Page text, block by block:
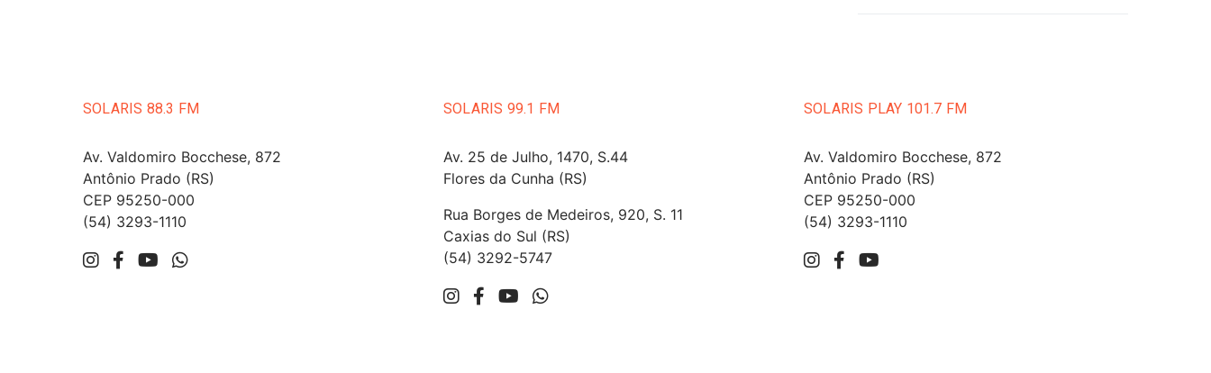
SOLARIS 88.3 FM
Av. Valdomiro Bocchese, 872
Antônio Prado (RS)
CEP 95250-000
(54) 3293-1110
SOLARIS 99.1 FM
Av. 25 de Julho, 1470, S.44
Flores da Cunha (RS)
Rua Borges de Medeiros, 920, S. 11
Caxias do Sul (RS)
(54) 3292-5747
SOLARIS PLAY 101.7 FM
Av. Valdomiro Bocchese, 872
Antônio Prado (RS)
CEP 95250-000
(54) 3293-1110